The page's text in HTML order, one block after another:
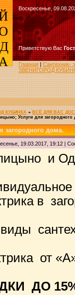
Воскресенье,
Приветствую Вас
Главная|Сантехник-
ЗВЕНИГОРОД
КУБИНКА » ВСЁ ДЛЯ ВАС
Услуги для загородного
загородного дома.
19.03.2017, 19:12 |
и
в
от
ДО